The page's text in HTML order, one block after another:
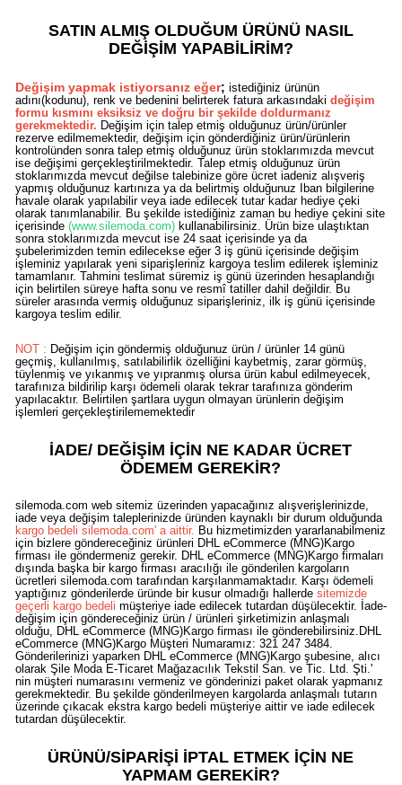
SATIN ALMIŞ OLDUĞUM ÜRÜNÜ NASIL
DEĞİŞİM YAPABİLİRİM?
Değişim yapmak istiyorsanız eğer; istediğiniz ürünün
adını(kodunu), renk ve bedenini belirterek fatura arkasındaki değişim
formu kısmını eksiksiz ve doğru bir şekilde doldurmanız
gerekmektedir. Değişim için talep etmiş olduğunuz ürün/ürünler
rezerve edilmemektedir, değişim için gönderdiğiniz ürün/ürünlerin
kontrolünden sonra talep etmiş olduğunuz ürün stoklarımızda mevcut
ise değişimi gerçekleştirilmektedir. Talep etmiş olduğunuz ürün
stoklarımızda mevcut değilse talebinize göre ücret iadeniz alışveriş
yapmış olduğunuz kartınıza ya da belirtmiş olduğunuz Iban bilgilerine
havale olarak yapılabilir veya iade edilecek tutar kadar hediye çeki
olarak tanımlanabilir. Bu şekilde istediğiniz zaman bu hediye çekini site
içerisinde (www.silemoda.com) kullanabilirsiniz. Ürün bize ulaştıktan
sonra stoklarımızda mevcut ise 24 saat içerisinde ya da
şubelerimizden temin edilecekse eğer 3 iş günü içerisinde değişim
işleminiz yapılarak yeni siparişleriniz kargoya teslim edilerek işleminiz
tamamlanır. Tahmini teslimat süremiz iş günü üzerinden hesaplandığı
için belirtilen süreye hafta sonu ve resmî tatiller dahil değildir. Bu
süreler arasında vermiş olduğunuz siparişleriniz, ilk iş günü içerisinde
kargoya teslim edilir.
NOT : Değişim için göndermiş olduğunuz ürün / ürünler 14 günü
geçmiş, kullanılmış, satılabilirlik özelliğini kaybetmiş, zarar görmüş,
tüylenmiş ve yıkanmış ve yıpranmış olursa ürün kabul edilmeyecek,
tarafınıza bildirilip karşı ödemeli olarak tekrar tarafınıza gönderim
yapılacaktır. Belirtilen şartlara uygun olmayan ürünlerin değişim
işlemleri gerçekleştirilememektedir
İADE/ DEĞİŞİM İÇİN NE KADAR ÜCRET
ÖDEMEM GEREKİR?
silemoda.com web sitemiz üzerinden yapacağınız alışverişlerinizde,
iade veya değişim taleplerinizde üründen kaynaklı bir durum olduğunda
kargo bedeli silemoda.com' a aittir. Bu hizmetimizden yararlanabilmeniz
için bizlere göndereceğiniz ürünleri DHL eCommerce (MNG)Kargo
firması ile göndermeniz gerekir. DHL eCommerce (MNG)Kargo firmaları
dışında başka bir kargo firması aracılığı ile gönderilen kargoların
ücretleri silemoda.com tarafından karşılanmamaktadır. Karşı ödemeli
yaptığınız gönderilerde üründe bir kusur olmadığı hallerde sitemizde
geçerli kargo bedeli müşteriye iade edilecek tutardan düşülecektir. İade-
değişim için göndereceğiniz ürün / ürünleri şirketimizin anlaşmalı
olduğu, DHL eCommerce (MNG)Kargo firması ile gönderebilirsiniz.DHL
eCommerce (MNG)Kargo Müşteri Numaramız: 321 247 3484.
Gönderilerinizi yaparken DHL eCommerce (MNG)Kargo şubesine, alıcı
olarak Şile Moda E-Ticaret Mağazacılık Tekstil San. ve Tic. Ltd. Şti.'
nin müşteri numarasını vermeniz ve gönderinizi paket olarak yapmanız
gerekmektedir. Bu şekilde gönderilmeyen kargolarda anlaşmalı tutarın
üzerinde çıkacak ekstra kargo bedeli müşteriye aittir ve iade edilecek
tutardan düşülecektir.
ÜRÜNÜ/SİPARİŞİ İPTAL ETMEK İÇİN NE
YAPMAM GEREKİR?